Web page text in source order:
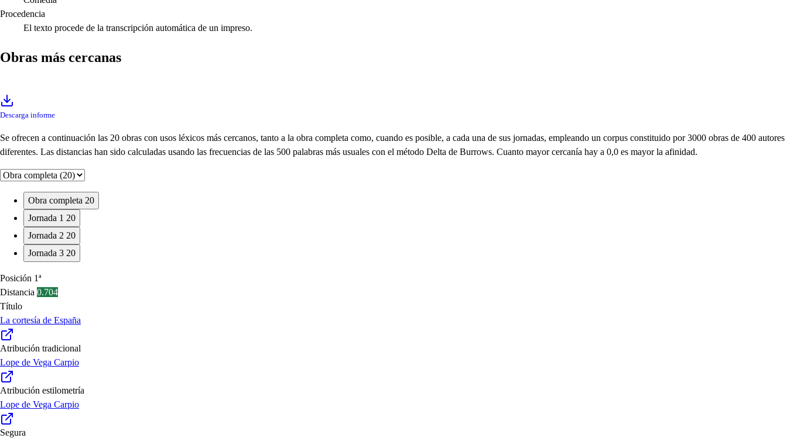
Procedencia
El texto procede de la transcripción automática de un impreso.
Obras más cercanas
Descarga informe
Se ofrecen a continuación las 20 obras con usos léxicos más cercanos, tanto a la obra completa como, cuando es posible, a cada una de sus jornadas, empleando un corpus constituido por 3000 obras de 400 autores
diferentes. Las distancias han sido calculadas usando las frecuencias de las 500 palabras más usuales con el método Delta de Burrows. Cuanto mayor cercanía hay a 0,0 es mayor la afinidad.
Obra completa 20
Jornada 1 20
Jornada 2 20
Jornada 3 20
Posición 1ª
Distancia 0.704
Título
La cortesía de España
Atribución tradicional
Lope de Vega Carpio
Atribución estilometría
Lope de Vega Carpio
Segura